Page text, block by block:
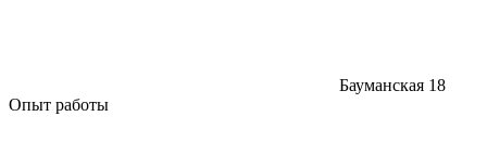
Бауманская 18
Опыт работы